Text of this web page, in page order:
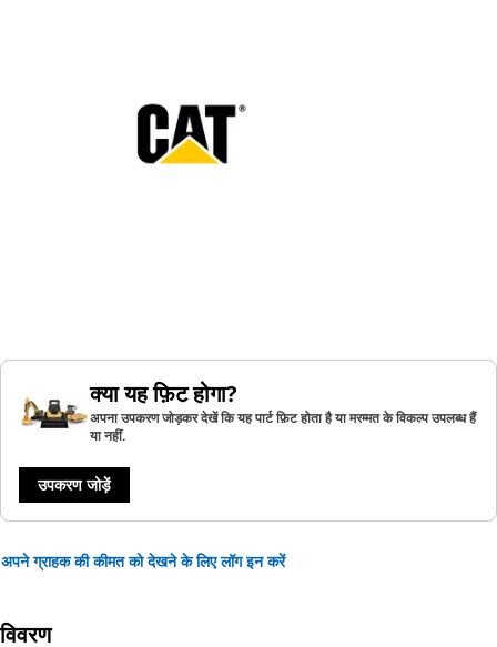
क्या यह फ़िट होगा?
अपना उपकरण जोड़कर देखें कि यह पार्ट फ़िट होता है या मरम्मत के विकल्प उपलब्ध हैं
या नहीं.
उपकरण जोड़ें
अपने ग्राहक की कीमत को देखने के लिए लॉग इन करें
विवरण